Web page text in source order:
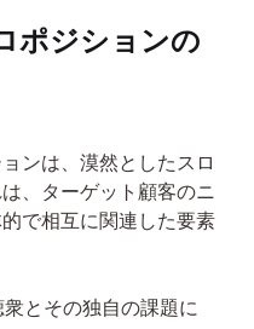
ポジションの
ンは、漠然としたスロ
、ターゲット顧客のニ
で相互に関連した要素
とその独自の課題に